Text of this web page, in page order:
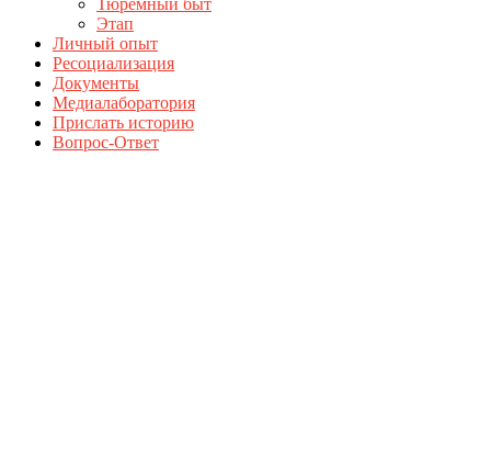
Этап
Личный опыт
Ресоциализация
Документы
Медиалаборатория
Прислать историю
Вопрос-Ответ